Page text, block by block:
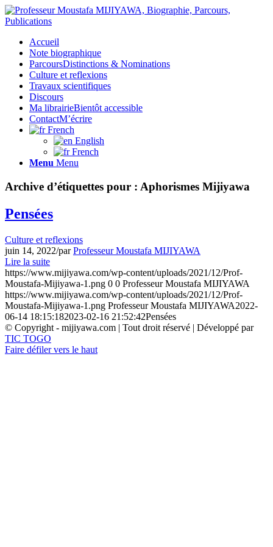
Accueil
Note biographique
ParcoursDistinctions & Nominations
Culture et reflexions
Travaux scientifiques
Discours
Ma librairieBientôt accessible
ContactM’écrire
French
English
French
Menu Menu
Archive d’étiquettes pour : Aphorismes Mijiyawa
Pensées
Culture et reflexions
juin 14, 2022/parProfesseur Moustafa MIJIYAWA
Lire la suite
https://www.mijiyawa.com/wp-content/uploads/2021/12/Prof-
Moustafa-Mijiyawa-1.png 0 0 Professeur Moustafa MIJIYAWA
https://www.mijiyawa.com/wp-content/uploads/2021/12/Prof-
Moustafa-Mijiyawa-1.png Professeur Moustafa MIJIYAWA2022-
06-14 18:15:182023-02-16 21:52:42Pensées
© Copyright - mijiyawa.com | Tout droit réservé | Développé par
TIC TOGO
Faire défiler vers le haut